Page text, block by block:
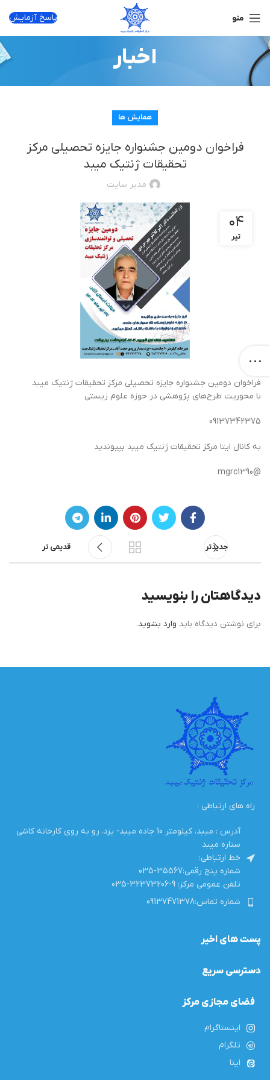
منو پاسخ آزمایش
اخبار
همایش ها
فراخوان دومین جشنواره جایزه تحصیلی مرکز
تحقیقات ژنتیک میبد
مدیر سایت
۰۴
تیر
فراخوان دومین جشنواره جایزه تحصیلی مرکز تحقیقات ژنتیک میبد
با محوریت طرح‌های پژوهشی در حوزه علوم زیستی
09137342375
به کانال ایتا مرکز تحقیقات ژنتیک میبد بپیوندید
@mgrc1390
جدیدتر قدیمی تر
دیدگاهتان را بنویسید
برای نوشتن دیدگاه باید وارد بشوید.
راه های ارتباطی :
آدرس : میبد، کیلومتر 10 جاده میبد- یزد، رو به روی کارخانه کاشی
ستاره میبد
خط ارتباطی:
شماره پنج رقمی:35567-035
تلفن عمومی مرکز: 9-32373206-035
شماره تماس:09137471378
پست های اخیر
دسترسی سریع
فضای مجازی مرکز
اینستاگرام
تلگرام
ایتا